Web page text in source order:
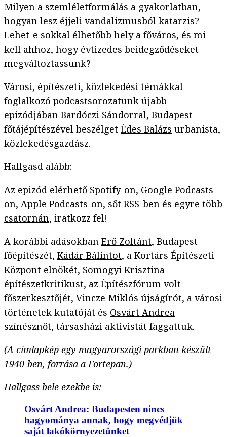
Milyen a szemléletformálás a gyakorlatban,
hogyan lesz éjjeli vandalizmusból katarzis?
Lehet-e sokkal élhetőbb hely a főváros, és mi
kell ahhoz, hogy évtizedes beidegződéseket
megváltoztassunk?
Városi, építészeti, közlekedési témákkal
foglalkozó podcastsorozatunk újabb
epizódjában Bardóczi Sándorral, Budapest
főtájépítészével beszélget Édes Balázs urbanista,
közlekedésgazdász.
Hallgasd alább:
Az epizód elérhető Spotify-on, Google Podcasts-
on, Apple Podcasts-on, sőt RSS-ben és egyre több
csatornán, iratkozz fel!
A korábbi adásokban Erő Zoltánt, Budapest
főépítészét, Kádár Bálintot, a Kortárs Építészeti
Központ elnökét, Somogyi Krisztina
építészetkritikust, az Építészfórum volt
főszerkesztőjét, Vincze Miklós újságírót, a városi
történetek kutatóját és Osvárt Andrea
színésznőt, társasházi aktivistát faggattuk.
(A címlapkép egy magyarországi parkban készült
1940-ben, forrása a Fortepan.)
Hallgass bele ezekbe is:
Osvárt Andrea: Budapesten nincs
hagyománya annak, hogy megvédjük
saját lakókörnyezetünket